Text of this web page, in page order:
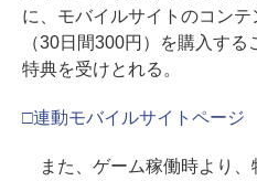
に、モバイルサイトのコン
（30日間300円）を購入す
特典を受けとれる。
□連動モバイルサイトページ
また、ゲーム稼働時より、